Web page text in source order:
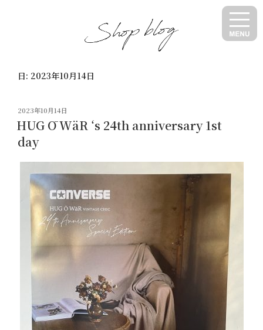
日: 2023年10月14日
投
稿
日:
2023年10月14日
HUG Ō WäR ‘s 24th anniversary 1st
day